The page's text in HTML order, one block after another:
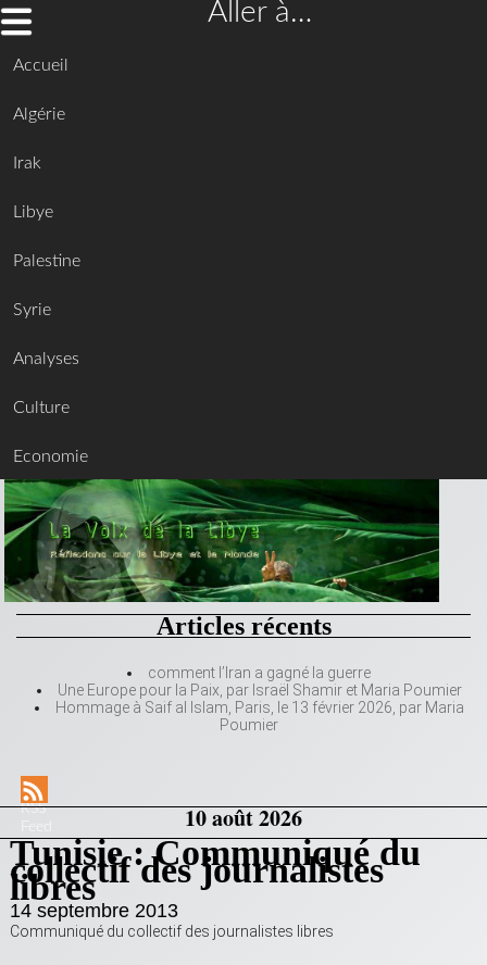
Aller à…
Accueil
Algérie
Irak
Libye
Palestine
Syrie
Analyses
Culture
Economie
Articles récents
comment l’Iran a gagné la guerre
Une Europe pour la Paix, par Israël Shamir et Maria Poumier
Hommage à Saif al Islam, Paris, le 13 février 2026, par Maria
Poumier
RSS
10 août 2026
Tunisie : Communiqué du
collectif des journalistes
libres
14 septembre 2013
Communiqué du collectif des journalistes libres